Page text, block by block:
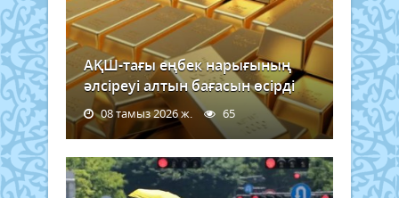
АҚШ-тағы еңбек нарығының
әлсіреуі алтын бағасын өсірді
08 тамыз 2026 ж. 65